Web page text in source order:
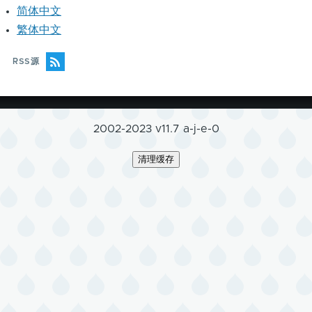
简体中文
繁体中文
RSS源
2002-2023 v11.7 a-j-e-0